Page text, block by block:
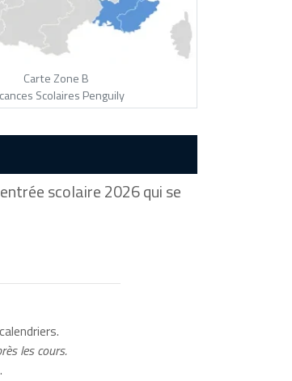
Carte Zone B
Scolaires Penguily
scolaire 2026 qui se
les cours.